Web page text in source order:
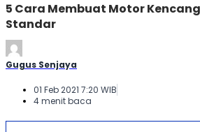
5 Cara Membuat Motor
Standar
Gugus Senjaya
01 Feb 2021 7:20 WIB
4 menit baca